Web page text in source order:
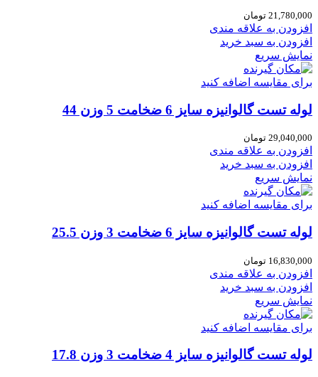
21,780,000 تومان
افزودن به علاقه مندی
افزودن به سبد خرید
نمایش سریع
برای مقایسه اضافه کنید
لوله تست گالوانیزه سایز 6 ضخامت 5 وزن 44
29,040,000 تومان
افزودن به علاقه مندی
افزودن به سبد خرید
نمایش سریع
برای مقایسه اضافه کنید
لوله تست گالوانیزه سایز 6 ضخامت 3 وزن 25.5
16,830,000 تومان
افزودن به علاقه مندی
افزودن به سبد خرید
نمایش سریع
برای مقایسه اضافه کنید
لوله تست گالوانیزه سایز 4 ضخامت 3 وزن 17.8